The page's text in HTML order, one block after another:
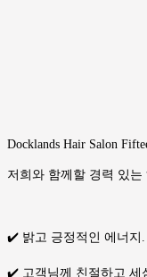
Docklands Hair Salon
저희와 함께할 경력 있
✔️ 밝고 긍정적인 에너지
✔️ 고객님께 친절하고 세